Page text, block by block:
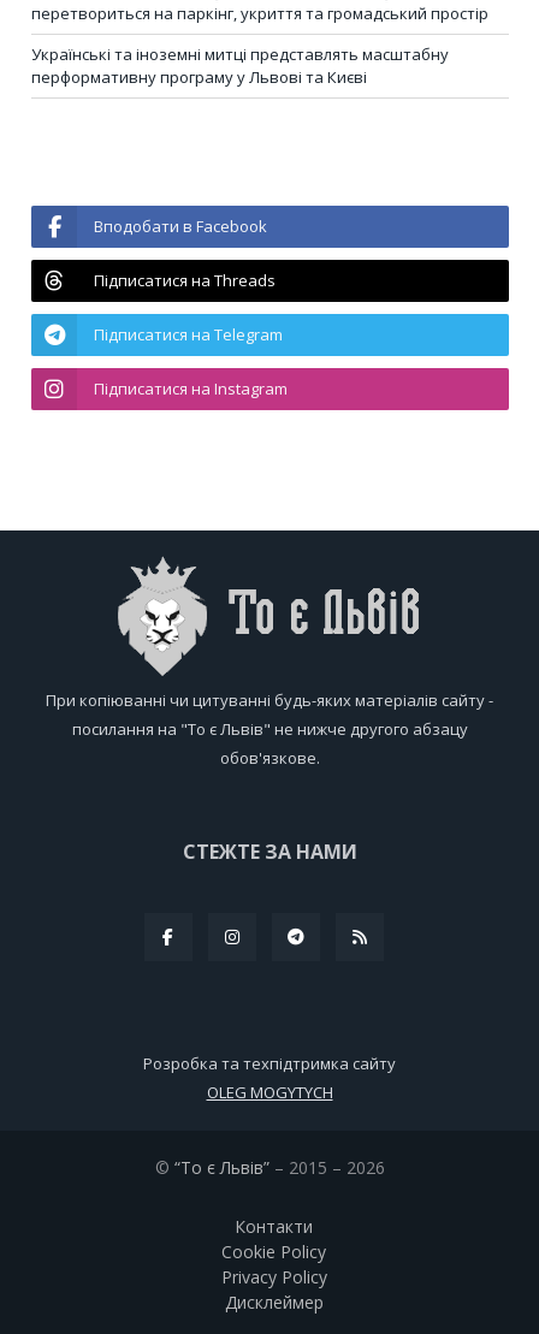
перетвориться на паркінг, укриття та громадський простір
Українські та іноземні митці представлять масштабну
перформативну програму у Львові та Києві
Вподобати в Facebook
Підписатися на Threads
Підписатися на Telegram
Підписатися на Instagram
При копіюванні чи цитуванні будь-яких матеріалів сайту -
посилання на "То є Львів" не нижче другого абзацу
обов'язкове.
СТЕЖТЕ ЗА НАМИ
Розробка та техпідтримка сайту
OLEG MOGYTYCH
© “То є Львів”– 2015 – 2026
Контакти
Cookie Policy
Privacy Policy
Дисклеймер